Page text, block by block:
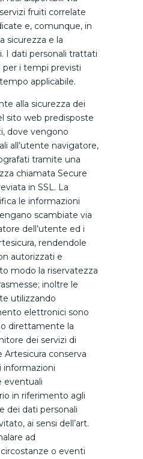
fruiti correlate
e, comunque, in
sicurezza e la
I dati personali trattati
per i tempi previsti
applicabile.
alla sicurezza dei
sito web predisposte
dove vengono
all’utente navigatore,
tramite una
chiamata Secure
in SSL. La
le informazioni
scambiate via
dell’utente ed i
rendendole
autorizzati e
modo la riservatezza
inoltre le
utilizzando
elettronici sono
direttamente la
dei servizi di
conserva
informazioni
eventuali
in riferimento agli
dei dati personali
ai sensi dell’art.
ad
o eventi